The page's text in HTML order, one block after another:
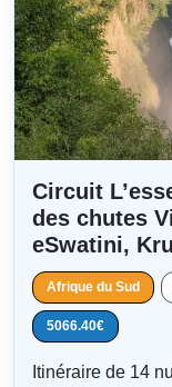
Circuit
des chutes
eSwatini,
Afrique du Sud
5066.40€
Itinéraire de 14